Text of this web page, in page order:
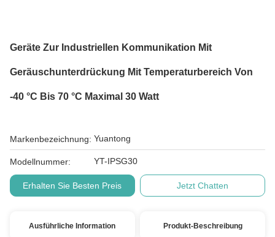
Geräte Zur Industriellen Kommunikation Mit
Geräuschunterdrückung Mit Temperaturbereich Von
-40 °C Bis 70 °C Maximal 30 Watt
Markenbezeichnung: Yuantong
Modellnummer: YT-IPSG30
Erhalten Sie Besten Preis Jetzt Chatten
Ausführliche Information Produkt-Beschreibung